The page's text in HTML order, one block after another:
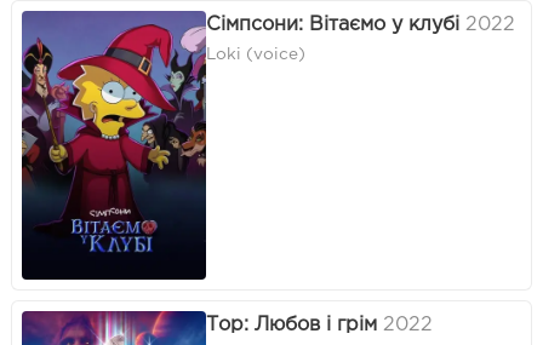
Сімпсони: Вітаємо у клубі 2022
Loki (voice)
Тор: Любов і грім 2022